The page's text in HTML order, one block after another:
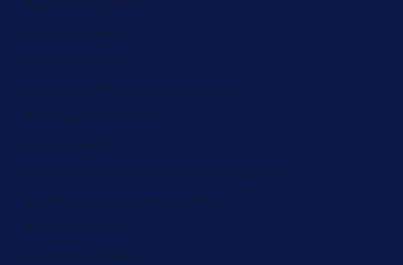
Bermuda (ZAR R)
Bhutan (ZAR R)
Bolivia (ZAR R)
Bosnia & Herzegovina (ZAR R)
Botswana (ZAR R)
Brazil (ZAR R)
British Indian Ocean Territory (ZAR R)
British Virgin Islands (ZAR R)
Brunei (ZAR R)
Bulgaria (ZAR R)